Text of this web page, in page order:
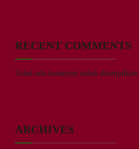
RECENT COMMENTS
Tidak ada komentar untuk ditampilkan.
ARCHIVES